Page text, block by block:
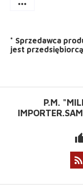
more_horiz
* Sprzedawca
jest przedsiębiorcą
P.M.
rss_feed